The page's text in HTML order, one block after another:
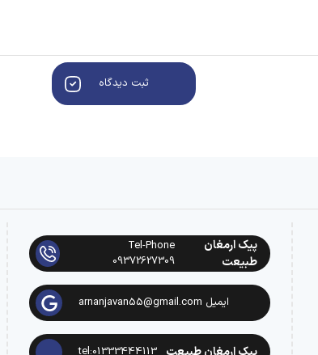
ثبت دیدگاه
پیک ارمغان
طبیعت
Tel-Phone
09372627309
ایمیل arnanjavan55@gmail.com